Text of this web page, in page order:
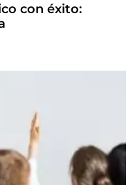
con éxito: